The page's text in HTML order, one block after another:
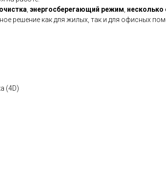
энергосберегающий режим несколько
решение как для жилых, так и для офисных
(4D)